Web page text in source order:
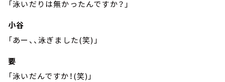
「泳いだりは無かったんですか？」
小谷
「あー、、泳ぎました(笑)」
要
「泳いだんですか！(笑)」